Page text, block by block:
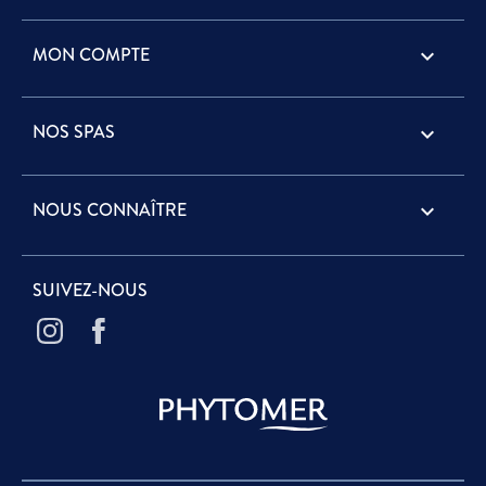
MON COMPTE 
NOS SPAS 
NOUS CONNAÎTRE 
SUIVEZ-NOUS